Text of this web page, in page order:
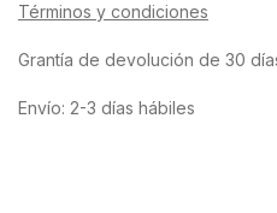
Términos y condiciones
Grantía de devolución de 30
Envío: 2-3 días hábiles